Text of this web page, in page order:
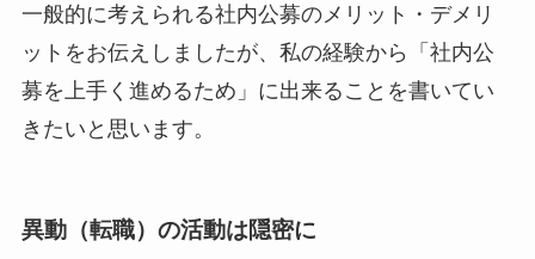
一般的に考えられる社内公募のメリット・デメリ
ットをお伝えしましたが、私の経験から「社内公
募を上手く進めるため」に出来ることを書いてい
きたいと思います。
異動（転職）の活動は隠密に